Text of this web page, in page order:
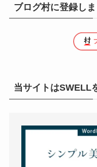
ブログ村に登録し
当サイトはSWELL